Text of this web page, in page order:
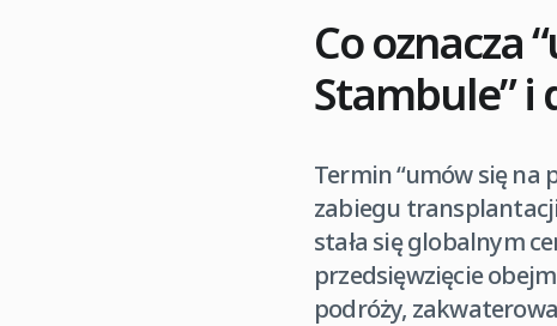
Co oznacza
Stambule” i
Termin “umów się na
zabiegu
stała się globalnym
przedsięwzięcie
podróży,